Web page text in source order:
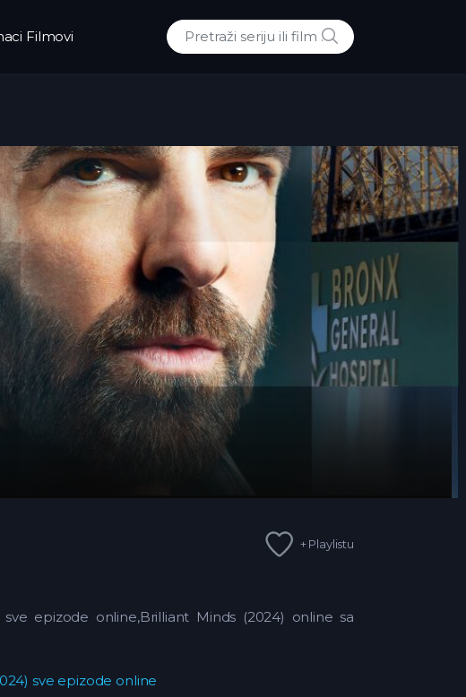
Filmovi
Traži:
POTRAZI
+ Playlistu
epizode online,Brilliant Minds (2024) online sa
sve epizode online